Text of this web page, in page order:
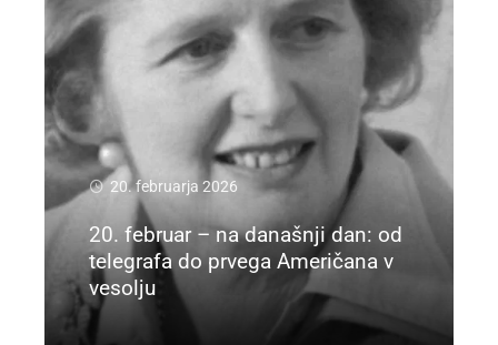
20. februarja 2026
20. februar – na današnji dan: od
telegrafa do prvega Američana v
vesolju
Preberi več